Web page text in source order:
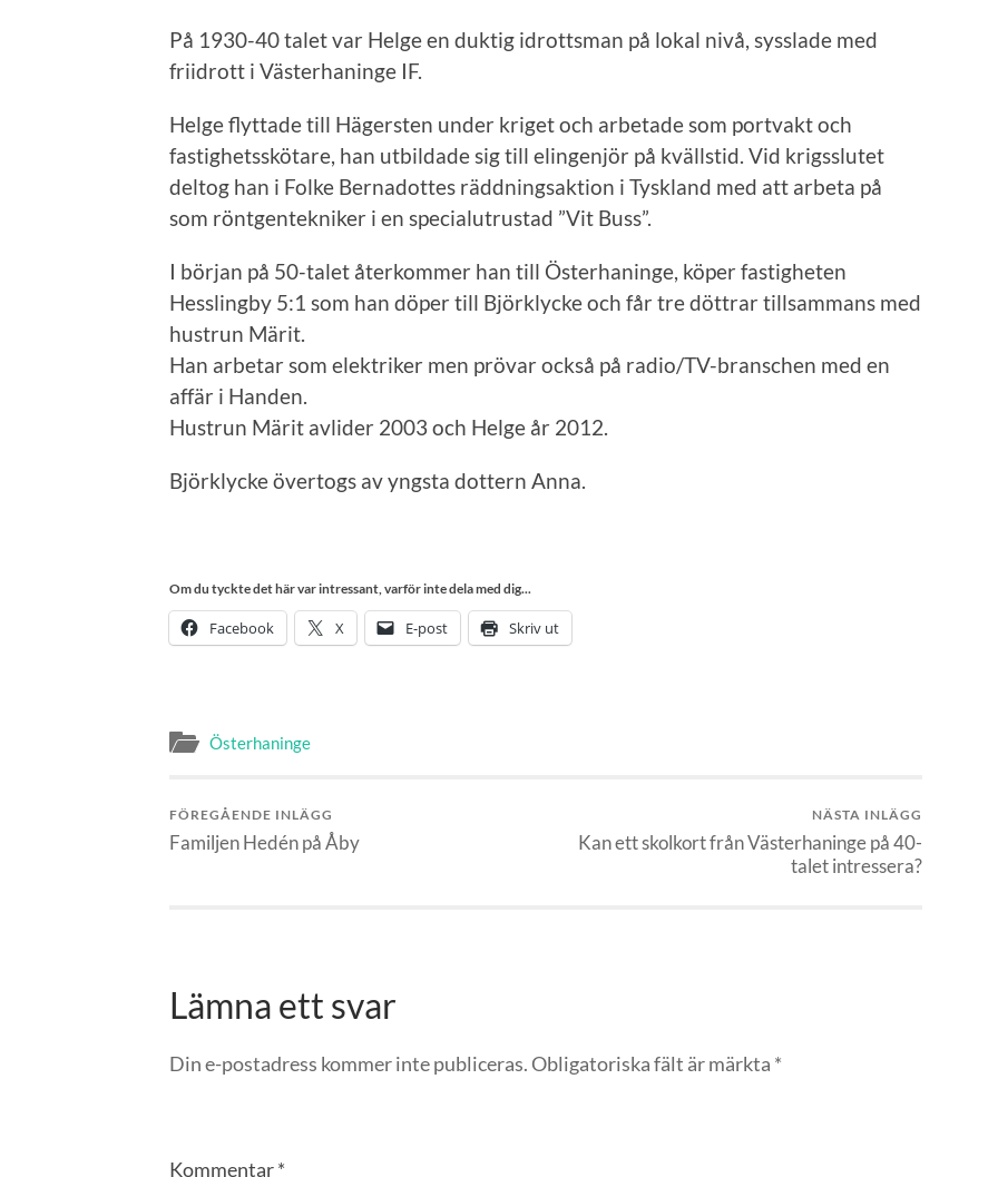
På 1930-40 talet var Helge en duktig idrottsman på lokal nivå, sysslade med
friidrott i Västerhaninge IF.
Helge flyttade till Hägersten under kriget och arbetade som portvakt och
fastighetsskötare, han utbildade sig till elingenjör på kvällstid. Vid krigsslutet
deltog han i Folke Bernadottes räddningsaktion i Tyskland med att arbeta på
som röntgentekniker i en specialutrustad ”Vit Buss”.
I början på 50-talet återkommer han till Österhaninge, köper fastigheten
Hesslingby 5:1 som han döper till Björklycke och får tre döttrar tillsammans med
hustrun Märit.
Han arbetar som elektriker men prövar också på radio/TV-branschen med en
affär i Handen.
Hustrun Märit avlider 2003 och Helge år 2012.
Björklycke övertogs av yngsta dottern Anna.
Om du tyckte det här var intressant, varför inte dela med dig...
Facebook X E-post Skriv ut
Österhaninge
FÖREGÅENDE INLÄGG
Familjen Hedén på Åby
NÄSTA INLÄGG
Kan ett skolkort från Västerhaninge på 40-
talet intressera?
Lämna ett svar
Din e-postadress kommer inte publiceras.Obligatoriska fält är märkta *
Kommentar*